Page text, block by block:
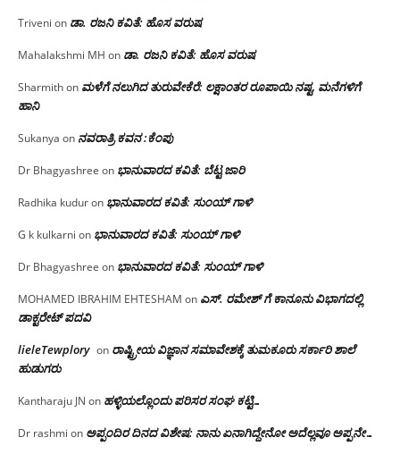
Triveni on ಡಾ. ರಜನಿ ಕವಿತೆ: ಹೊಸ ವರುಷ
Mahalakshmi MH on ಡಾ. ರಜನಿ ಕವಿತೆ: ಹೊಸ ವರುಷ
Sharmithon ಮಳೆಗೆ ನಲುಗಿದ ತುರುವೇಕೆರೆ: ಲಕ್ಷಾಂತರ ರೂಪಾಯಿ ನಷ್ಟ, ಮನೆಗಳಿಗೆ
ಹಾನಿ
Sukanya on ನವರಾತ್ರಿ ಕವನ :ಕೆಂಪು
Dr Bhagyashree on ಭಾನುವಾರದ ಕವಿತೆ: ಬೆಟ್ಟ ಜಾರಿ
Radhika kuduron ಭಾನುವಾರದ ಕವಿತೆ: ಸುಂಯ್ ಗಾಳಿ
G k kulkarni on ಭಾನುವಾರದ ಕವಿತೆ: ಸುಂಯ್ ಗಾಳಿ
Dr Bhagyashree on ಭಾನುವಾರದ ಕವಿತೆ: ಸುಂಯ್ ಗಾಳಿ
MOHAMED IBRAHIM EHTESHAM on ಎಸ್. ರಮೇಶ್ ಗೆ ಕಾನೂನು ವಿಭಾಗದಲ್ಲಿ
ಡಾಕ್ಟರೇಟ್ ಪದವಿ
lieleTewplory on ರಾಷ್ಟ್ರೀಯ ವಿಜ್ಞಾನ ಸಮಾವೇಶಕ್ಕೆ‌ ತುಮಕೂರು ಸರ್ಕಾರಿ ಶಾಲೆ
ಹುಡುಗರು
Kantharaju JN on ಹಳ್ಳಿಯಲ್ಲೊಂದು ಪರಿಸರ ಸಂಘ ಕಟ್ಟಿ…
Dr rashmi on ಅಪ್ಪಂದಿರ ದಿನದ ವಿಶೇಷ: ನಾನು ಏನಾಗಿದ್ದೇನೋ‌ ಅದೆಲ್ಲವೂ ಅಪ್ಪನೇ…